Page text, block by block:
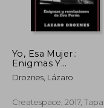
Yo, Esa Mujer.:
Enigmas Y
Revelaciones De Eva
Perón (spanish
Droznes, Lázaro
Createspace, 2017, Tapa